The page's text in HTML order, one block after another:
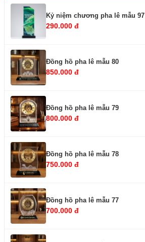
Kỷ niệm chương pha lê mẫu 97
290.000 đ
Đồng hồ pha lê mẫu 80
850.000 đ
Đồng hồ pha lê mẫu 79
800.000 đ
Đồng hồ pha lê mẫu 78
750.000 đ
Đồng hồ pha lê mẫu 77
700.000 đ